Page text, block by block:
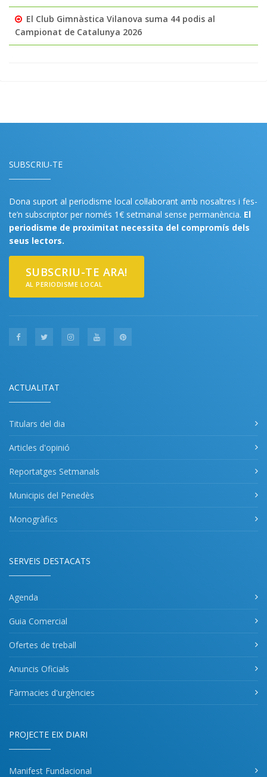
El Club Gimnàstica Vilanova suma 44 podis al
Campionat de Catalunya 2026
SUBSCRIU-TE
Dona suport al periodisme local col·laborant amb nosaltres i fes-
te’n subscriptor per només 1€ setmanal sense permanència. El
periodisme de proximitat necessita del compromís dels
seus lectors.
SUBSCRIU-TE ARA!
AL PERIODISME LOCAL
ACTUALITAT
Titulars del dia
Articles d'opinió
Reportatges Setmanals
Municipis del Penedès
Monogràfics
SERVEIS DESTACATS
Agenda
Guia Comercial
Ofertes de treball
Anuncis Oficials
Fàrmacies d'urgències
PROJECTE EIX DIARI
Manifest Fundacional